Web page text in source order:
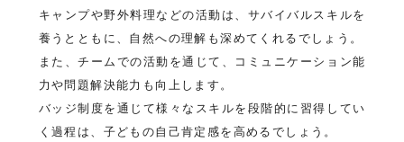
キャンプや野外料理などの活動は、サバイバルスキルを
養うとともに、自然への理解も深めてくれるでしょう。
また、チームでの活動を通じて、コミュニケーション能
力や問題解決能力も向上します。
バッジ制度を通じて様々なスキルを段階的に習得してい
く過程は、子どもの自己肯定感を高めるでしょう。